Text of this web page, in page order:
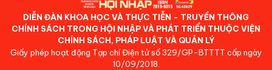
DIỄN ĐÀN KHOA HỌC VÀ THỰC TIỄN - TRUYỀN THÔNG
CHÍNH SÁCH TRONG HỘI NHẬP VÀ PHÁT TRIỂN THUỘC VIỆN
CHÍNH SÁCH, PHÁP LUẬT VÀ QUẢN LÝ
Giấy phép hoạt động Tạp chí Điện tử số 329/GP-BTTTT cấp ngày
10/09/2018.